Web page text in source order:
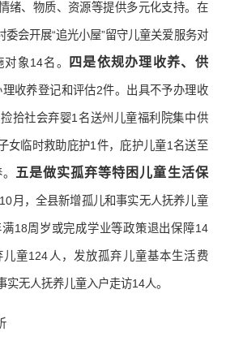
绪、物质、资源等提供多元化支持。在
委会开展“追光小屋”留守儿童关爱服务对
象14名。
四是依规办理收养、供
收养登记和评估2件。出具不予办理收
拾社会弃婴1名送州儿童福利院集中供
女临时救助庇护1件，庇护儿童1名送至
五是做实孤弃等特困儿童生活保
月，全县新增孤儿和事实无人抚养儿童
18周岁或完成学业等政策退出保障14
童124人，发放孤弃儿童基本生活费
无人抚养儿童入户走访14人。